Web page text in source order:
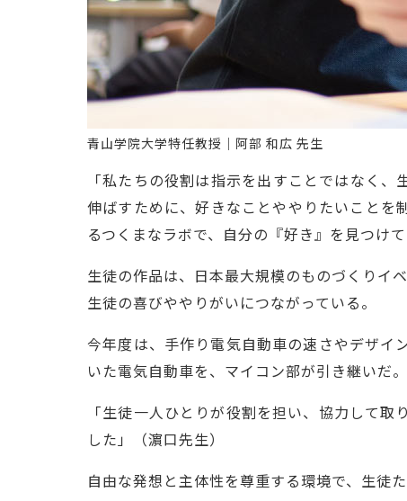
青山学院大学特任教授｜阿部 和広 先生
「私たちの役割は指示を出すことではなく
伸ばすために、好きなことややりたいことを
るつくまなラボで、自分の『好き』を見つけ
生徒の作品は、日本最大規模のものづくりイ
生徒の喜びややりがいにつながっている。
今年度は、手作り電気自動車の速さやデザイ
いた電気自動車を、マイコン部が引き継いだ
「生徒一人ひとりが役割を担い、協力して
した」（濵口先生）
自由な発想と主体性を尊重する環境で、生徒